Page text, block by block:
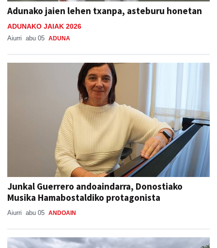
Adunako jaien lehen txanpa, asteburu honetan
ADUNAKO JAIAK 2026
Aiurri abu 05 ADUNA
Junkal Guerrero andoaindarra, Donostiako
Musika Hamabostaldiko protagonista
Aiurri abu 05 ANDOAIN